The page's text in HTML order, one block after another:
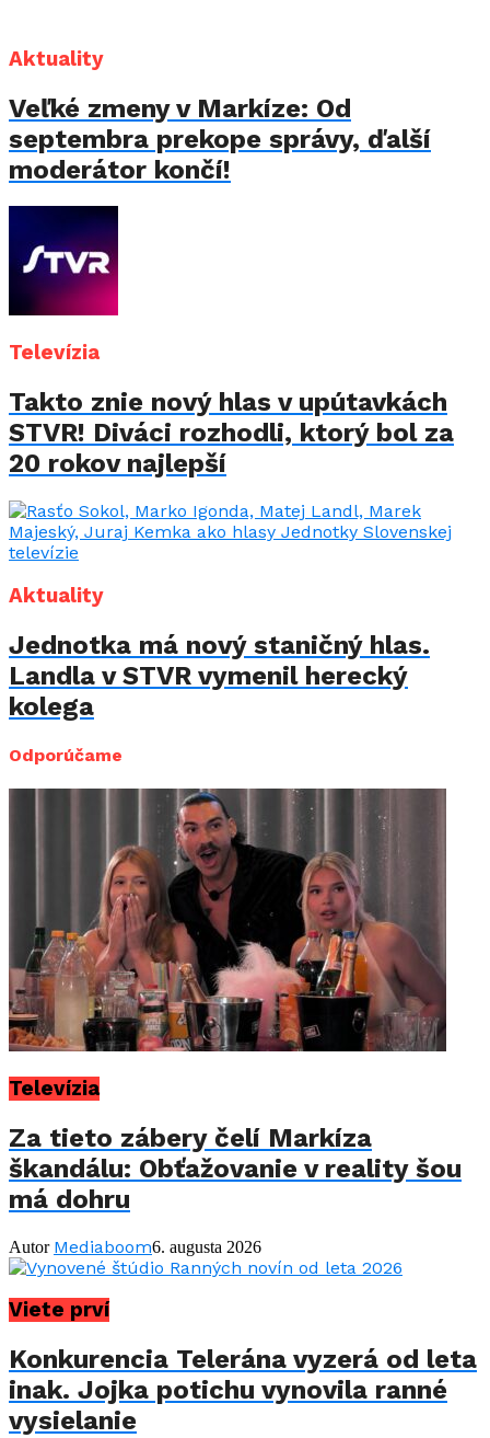
Aktuality
Veľké zmeny v Markíze: Od
septembra prekope správy, ďalší
moderátor končí!
Televízia
Takto znie nový hlas v upútavkách
STVR! Diváci rozhodli, ktorý bol za
20 rokov najlepší
Aktuality
Jednotka má nový staničný hlas.
Landla v STVR vymenil herecký
kolega
Odporúčame
Televízia
Za tieto zábery čelí Markíza
škandálu: Obťažovanie v reality šou
má dohru
Autor Mediaboom6. augusta 2026
Viete prví
Konkurencia Telerána vyzerá od leta
inak. Jojka potichu vynovila ranné
vysielanie